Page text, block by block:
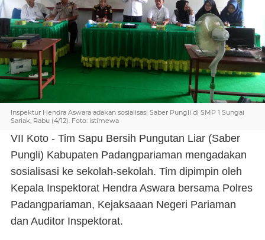
Inspektur Hendra Aswara adakan sosialisasi Saber Pungli di SMP 1 Sungai
Sariak, Rabu (4/12). Foto: istimewa
VII Koto - Tim Sapu Bersih Pungutan Liar (Saber
Pungli) Kabupaten Padangpariaman mengadakan
sosialisasi ke sekolah-sekolah. Tim dipimpin oleh
Kepala Inspektorat Hendra Aswara bersama Polres
Padangpariaman, Kejaksaaan Negeri Pariaman
dan Auditor Inspektorat.